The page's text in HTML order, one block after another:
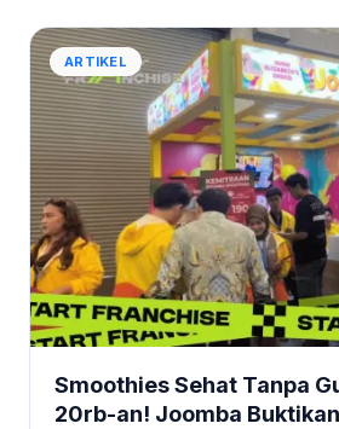
ARTIKEL
Smoothies Sehat Tanpa
20rb-an! Joomba